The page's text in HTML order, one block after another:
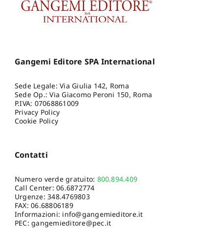
Gangemi Editore SPA International
Sede Legale: Via Giulia 142, Roma
Sede Op.: Via Giacomo Peroni 150, Roma
P.IVA: 07068861009
Privacy Policy
Cookie Policy
Contatti
Numero verde gratuito: 800.894.409
Call Center:06.6872774
Urgenze:348.4769803
FAX: 06.68806189
Informazioni: info@gangemieditore.it
PEC: gangemieditore@pec.it